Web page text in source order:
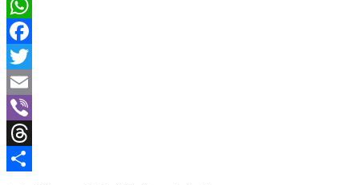
WhatsApp
Facebook
Twitter
Email
Viber
Threads